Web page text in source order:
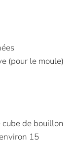
(pour le moule)
cube de bouillon
15